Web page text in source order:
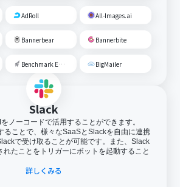
AdRoll All-Images.ai
Bannerbear Bannerbite
Benchmark Email BigMailer
Slack
ノーコードで活用することができます。
ることで、様々なSaaSとSlackを自由に連携
で受け取ることが可能です。また、Slack
れたことをトリガーにボットを起動すること
詳しくみる